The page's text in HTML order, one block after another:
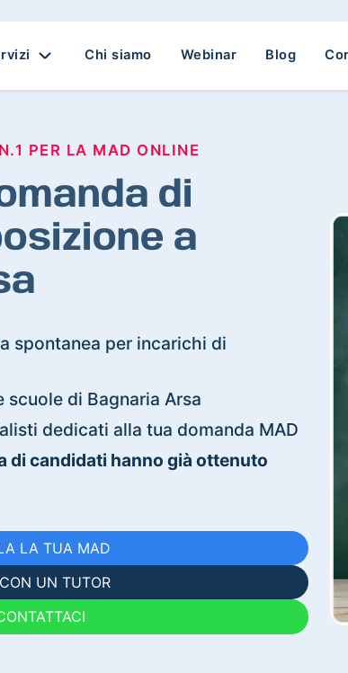
Chi siamo Webinar Blog
PER LA MAD ONLINE
di
a
spontanea per incarichi di
di Bagnaria Arsa
dedicati alla tua domanda MAD
di candidati hanno già ottenuto
LA TUA MAD
UN TUTOR